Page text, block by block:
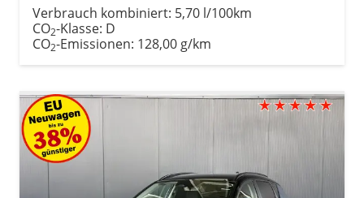
Verbrauch kombiniert: 5,70 l/100km
CO2-Klasse: D
CO2-Emissionen: 128,00 g/km